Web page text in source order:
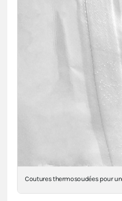
Renforts 650g/m² au niveau des